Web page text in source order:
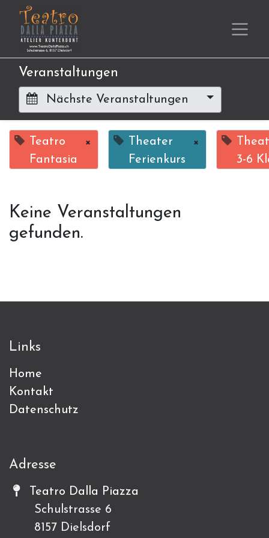
Veranstaltungen
Nächste Veranstaltungen
Teatro
Fantasia
×
Theater
Ferienkurs
×
3-6
Keine Veranstaltungen
gefunden.
Links
Home
Kontakt
Datenschutz
Adresse
Teatro Dalla Piazza
Schulstrasse 6
8157 Dielsdorf